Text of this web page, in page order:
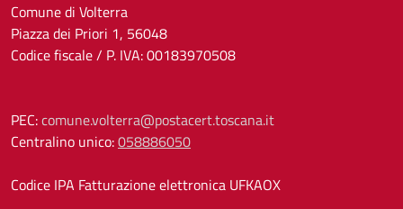
Comune di Volterra
Piazza dei Priori 1, 56048
Codice fiscale / P. IVA: 00183970508
PEC:comune.volterra@postacert.toscana.it
Centralino unico:058886050
Codice IPA Fatturazione elettronica UFKAOX